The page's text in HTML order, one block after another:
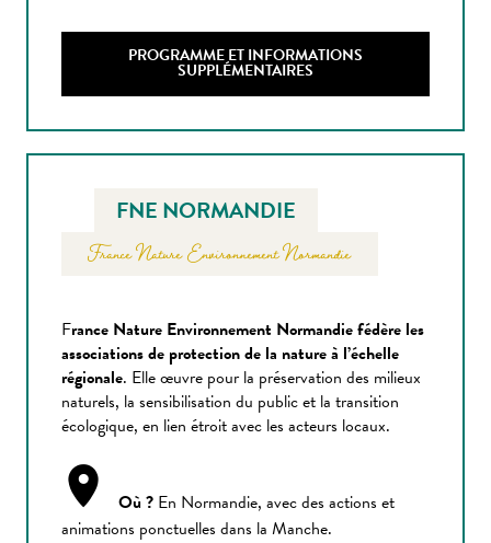
PROGRAMME ET INFORMATIONS
SUPPLÉMENTAIRES
FNE NORMANDIE
France Nature Environnement Normandie
France Nature Environnement Normandie fédère les
associations de protection de la nature à l’échelle
régionale. Elle œuvre pour la préservation des milieux
naturels, la sensibilisation du public et la transition
écologique, en lien étroit avec les acteurs locaux.
Où ? En Normandie, avec des actions et
animations ponctuelles dans la Manche.